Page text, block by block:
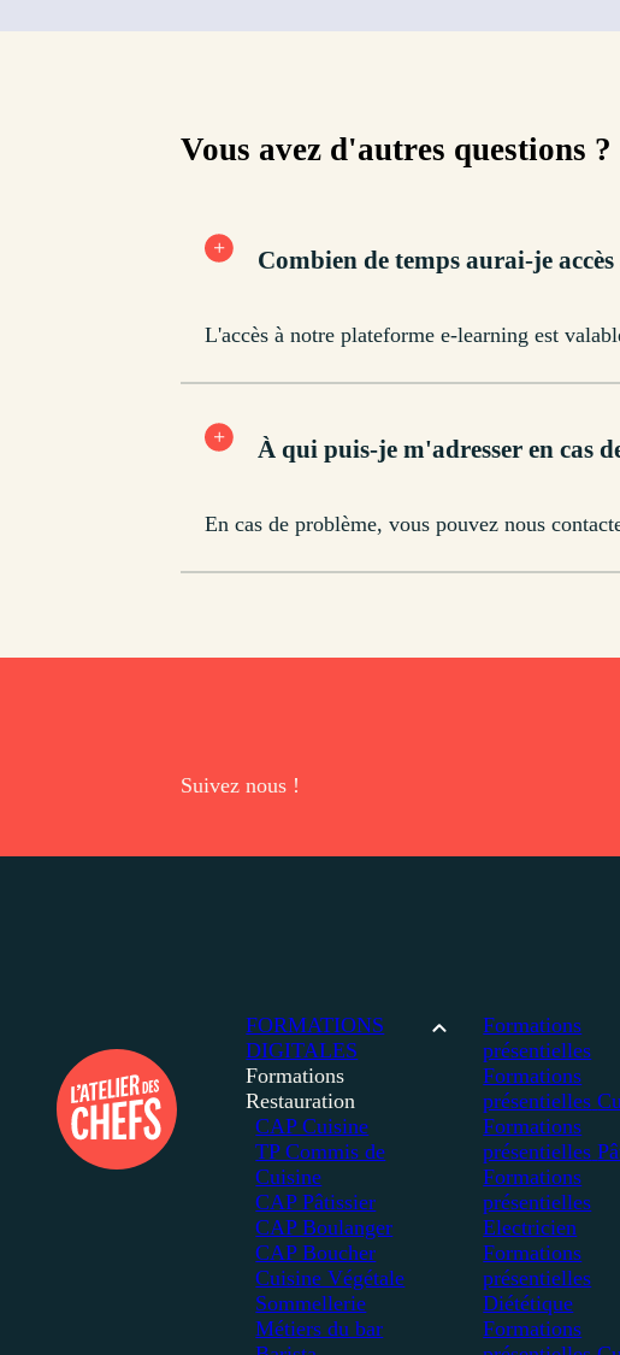
Vous avez d'autres questions ?
Combien de temps aurai-je
L'accès à notre plateforme e-learning est
À qui puis-je m'adresser en cas
En cas de problème, vous pouvez nous
Suivez nous !
FORMATIONS
DIGITALES
Formations
Restauration
CAP Cuisine
TP Commis de
Cuisine
CAP Pâtissier
CAP Boulanger
CAP Boucher
Cuisine Végétale
Sommellerie
Métiers du bar
Formations
présentielles
Formations
présentielles
Formations
présentielles
Formations
présentielles
Electricien
Formations
présentielles
Diététique
Formations